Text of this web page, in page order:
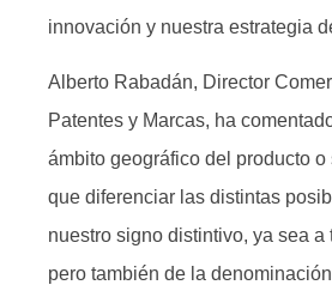
innovación y nuestra estrategia
Alberto Rabadán, Director
Patentes y Marcas, ha
ámbito geográfico del producto
que diferenciar las distintas
nuestro signo distintivo, ya sea a
pero también de la